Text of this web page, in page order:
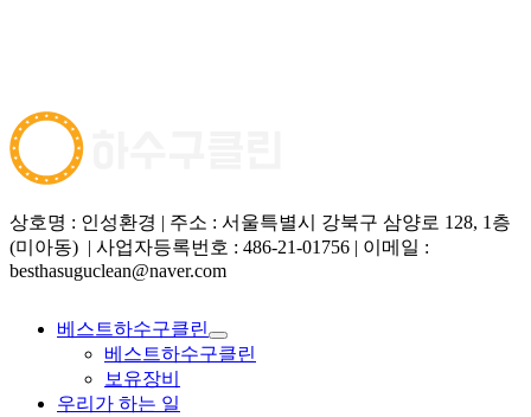
상호명 : 인성환경 | 주소 : 서울특별시 강북구 삼양로 128, 1층
(미아동) | 사업자등록번호 : 486-21-01756 | 이메일 :
besthasuguclean@naver.com
베스트하수구클린
베스트하수구클린
보유장비
우리가 하는 일